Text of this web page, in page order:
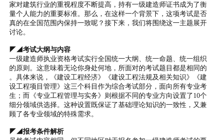
家对建筑行业的重视程度不断提高，持有一级建造师证书成为了衡
量个人能力的重要标准。那么，在这样一个背景下，这项考试是否
真的在全国范围内保持一致呢？接下来，我们将围绕这一主题展开
讨论。
◤◢考试大纲与内容
一级建造师执业资格考试实行全国统一大纲、统一命题、统一组织
的原则。这意味着无论你身处何地，所面对的考试题目都是相同的
。具体来说，《建设工程经济》《建设工程法规及相关知识》《建
设工程项目管理》这三个科目作为综合考试部分，面向所有专业考
生；而《专业工程管理与实务》则根据不同的专业方向设置了10个
细分领域供选择。这种设置既保证了基础理论知识的一致性，又兼
顾了各专业领域的特殊需求。
◤◢报考条件解析